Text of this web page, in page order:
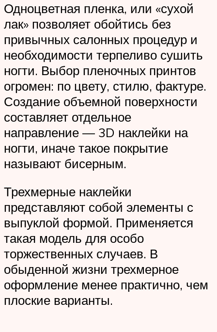
Одноцветная пленка, или «сухой
лак» позволяет обойтись без
привычных салонных процедур и
необходимости терпеливо сушить
ногти. Выбор пленочных принтов
огромен: по цвету, стилю, фактуре.
Создание объемной поверхности
составляет отдельное
направление — 3D наклейки на
ногти, иначе такое покрытие
называют бисерным.
Трехмерные наклейки
представляют собой элементы с
выпуклой формой. Применяется
такая модель для особо
торжественных случаев. В
обыденной жизни трехмерное
оформление менее практично, чем
плоские варианты.